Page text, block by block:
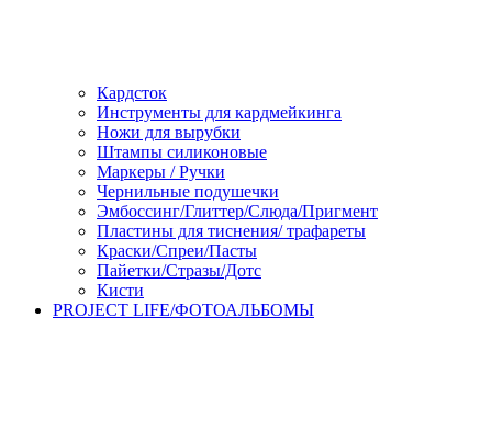
Кардсток
Инструменты для кардмейкинга
Ножи для вырубки
Штампы силиконовые
Маркеры / Ручки
Чернильные подушечки
Эмбоссинг/Глиттер/Слюда/Пригмент
Пластины для тиснения/ трафареты
Краски/Спреи/Пасты
Пайетки/Стразы/Дотс
Кисти
PROJECT LIFE/ФОТОАЛЬБОМЫ